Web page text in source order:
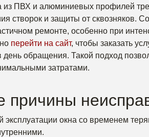
ПВХ и алюминиевых профилей
створок и защиты от сквозняков.
ремонте, особенно при
перейти на сайт, чтобы заказать
обращения. Такой подход
затратами.
причины
окна со временем